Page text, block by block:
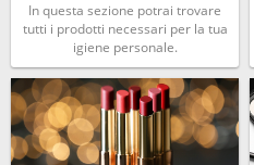
In questa sezione potrai trovare
tutti i prodotti necessari per la tua
igiene personale.